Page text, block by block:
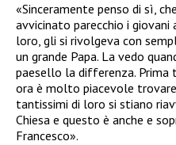
«Sinceramente penso di sì,
avvicinato parecchio i giovani
loro, gli si rivolgeva con
un grande Papa. La vedo
paesello la differenza. Prima
ora è molto piacevole
tantissimi di loro si stiano
Chiesa e questo è anche e
Francesco».